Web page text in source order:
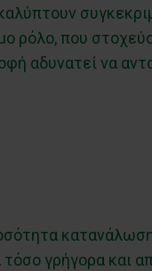
ρόλο, που
αδυνατεί να
γρήγορα και